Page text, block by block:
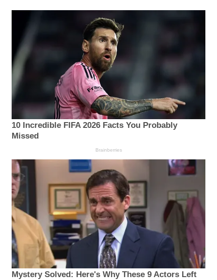
10 Incredible FIFA 2026 Facts You Probably
Missed
Brainberries
Mystery Solved: Here's Why These 9 Actors Left